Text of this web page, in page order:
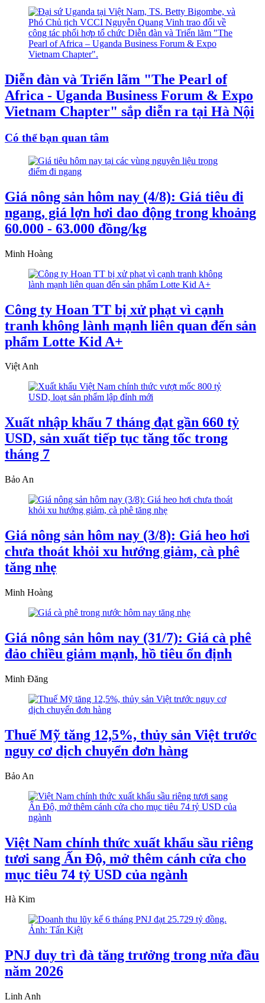
Diễn đàn và Triển lãm "The Pearl of
Africa - Uganda Business Forum & Expo
Vietnam Chapter" sắp diễn ra tại Hà Nội
Có thể bạn quan tâm
Giá nông sản hôm nay (4/8): Giá tiêu đi
ngang, giá lợn hơi dao động trong khoảng
60.000 - 63.000 đồng/kg
Minh Hoàng
Công ty Hoan TT bị xử phạt vì cạnh
tranh không lành mạnh liên quan đến sản
phẩm Lotte Kid A+
Việt Anh
Xuất nhập khẩu 7 tháng đạt gần 660 tỷ
USD, sản xuất tiếp tục tăng tốc trong
tháng 7
Bảo An
Giá nông sản hôm nay (3/8): Giá heo hơi
chưa thoát khỏi xu hướng giảm, cà phê
tăng nhẹ
Minh Hoàng
Giá nông sản hôm nay (31/7): Giá cà phê
đảo chiều giảm mạnh, hồ tiêu ổn định
Minh Đăng
Thuế Mỹ tăng 12,5%, thủy sản Việt trước
nguy cơ dịch chuyển đơn hàng
Bảo An
Việt Nam chính thức xuất khẩu sầu riêng
tươi sang Ấn Độ, mở thêm cánh cửa cho
mục tiêu 74 tỷ USD của ngành
Hà Kim
PNJ duy trì đà tăng trưởng trong nửa đầu
năm 2026
Linh Anh